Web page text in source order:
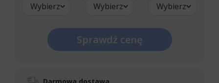
Wybierz Wybierz Wybierz
Sprawdź cenę
Darmowa dostawa